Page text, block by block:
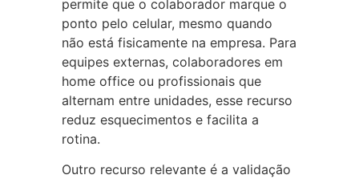
permite que o colaborador marque o
ponto pelo celular, mesmo quando
não está fisicamente na empresa. Para
equipes externas, colaboradores em
home office ou profissionais que
alternam entre unidades, esse recurso
reduz esquecimentos e facilita a
rotina.
Outro recurso relevante é a validação